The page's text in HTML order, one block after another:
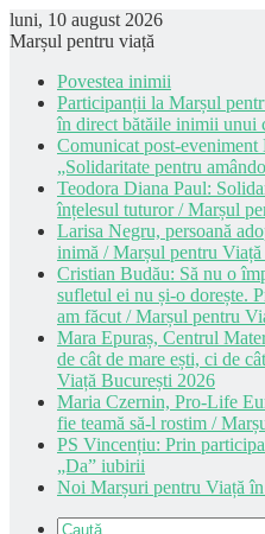
luni, 10 august 2026
Marșul pentru viață
Povestea inimii
Participanții la Marșul
în direct bătăile inimii unui
Comunicat post-
„Solidaritate pentru
Teodora Diana Paul:
înțelesul tuturor / Marșul
Larisa Negru, persoană
inimă / Marșul pentru
Cristian Budău: Să nu o
sufletul ei nu și-o dorește.
am făcut / Marșul pentru
Mara Epuraș, Centrul
de cât de mare ești, ci de
Viață București 2026
Maria Czernin, Pro-Life
fie teamă să-l rostim /
PS Vincențiu: Prin
„Da” iubirii
Noi Marșuri pentru Viață